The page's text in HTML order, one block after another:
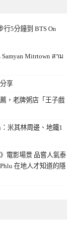
行5分鐘到 BTS On
Mitrtown สาม
享
，老牌粥店「王子戲
米其林周邊、地鐵1
電影場景 品嘗人氣泰
在地人才知道的隱